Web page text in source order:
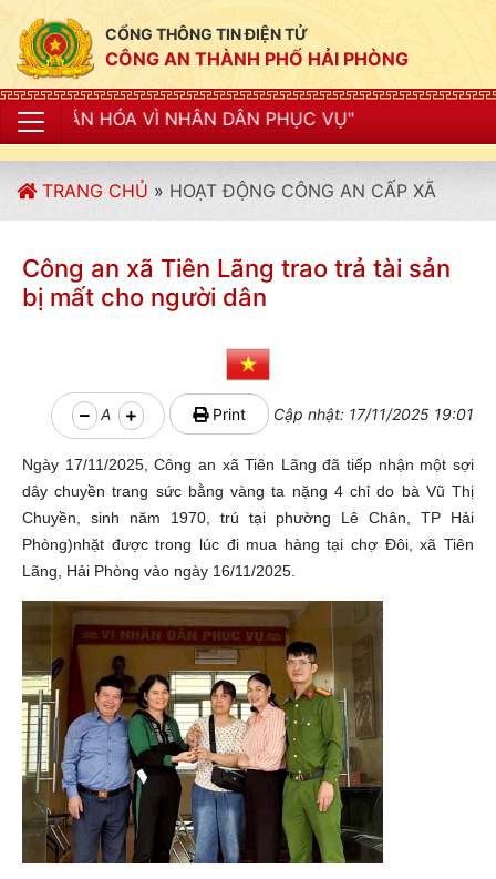
CỔNG THÔNG TIN ĐIỆN TỬ
CÔNG AN THÀNH PHỐ HẢI PHÒNG
NHÂN DÂN PHỤC VỤ"
TRANG CHỦ » HOẠT ĐỘNG CÔNG AN CẤP XÃ
Công an xã Tiên Lãng trao trả tài sản
bị mất cho người dân
A Print Cập nhật: 17/11/2025 19:01
Ngày 17/11/2025, Công an xã Tiên Lãng đã tiếp nhận một sợi
dây chuyền trang sức bằng vàng ta nặng 4 chỉ do bà Vũ Thị
Chuyền, sinh năm 1970, trú tại phường Lê Chân, TP Hải
Phòng)nhặt được trong lúc đi mua hàng tại chợ Đôi, xã Tiên
Lãng, Hải Phòng vào ngày 16/11/2025.